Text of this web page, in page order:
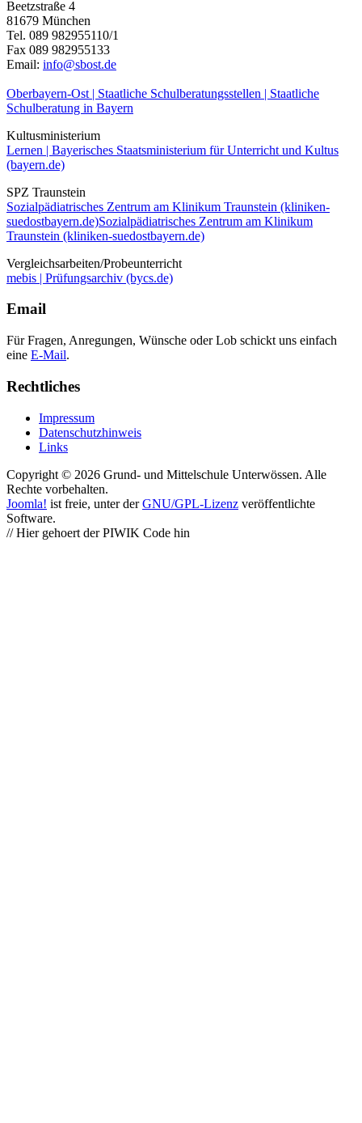
Beetzstraße 4
81679 München
Tel. 089 982955110/1
Fax 089 982955133
Email: info@sbost.de
Oberbayern-Ost | Staatliche Schulberatungsstellen | Staatliche
Schulberatung in Bayern
Kultusministerium
Lernen | Bayerisches Staatsministerium für Unterricht und Kultus
(bayern.de)
SPZ Traunstein
Sozialpädiatrisches Zentrum am Klinikum Traunstein (kliniken-
suedostbayern.de)Sozialpädiatrisches Zentrum am Klinikum
Traunstein (kliniken-suedostbayern.de)
Vergleichsarbeiten/Probeunterricht
mebis | Prüfungsarchiv (bycs.de)
Email
Für Fragen, Anregungen, Wünsche oder Lob schickt uns einfach
eine E-Mail.
Rechtliches
Impressum
Datenschutzhinweis
Links
Copyright © 2026 Grund- und Mittelschule Unterwössen. Alle
Rechte vorbehalten.
Joomla! ist freie, unter derGNU/GPL-Lizenz veröffentlichte
Software.
// Hier gehoert der PIWIK Code hin